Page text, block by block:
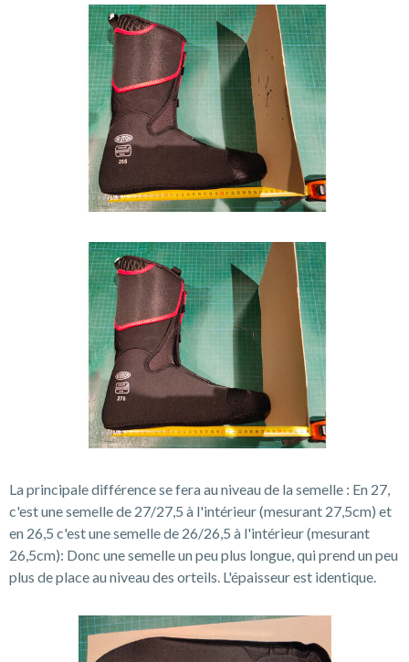
La principale différence se fera au niveau de la semelle : En 27,
c'est une semelle de 27/27,5 à l'intérieur (mesurant 27,5cm) et
en 26,5 c'est une semelle de 26/26,5 à l'intérieur (mesurant
26,5cm): Donc une semelle un peu plus longue, qui prend un peu
plus de place au niveau des orteils. L'épaisseur est identique.